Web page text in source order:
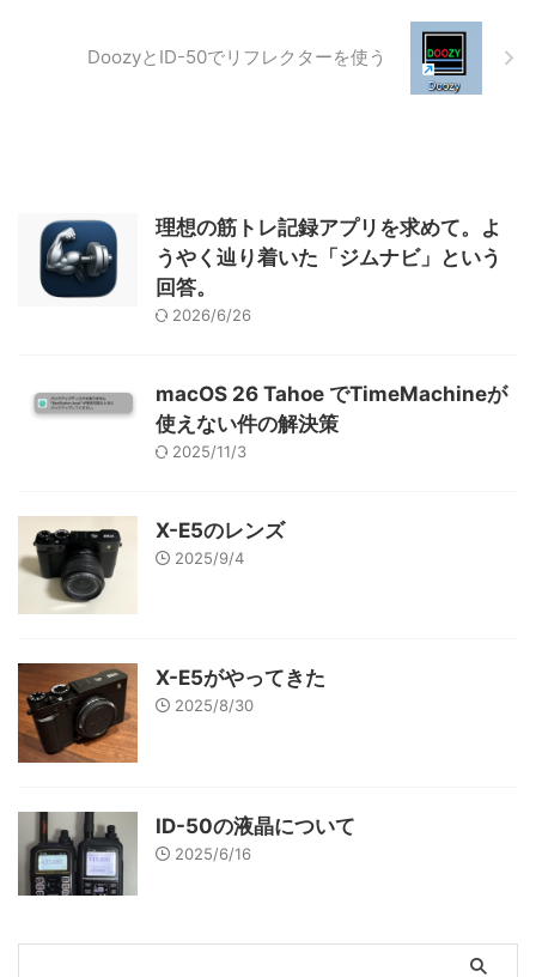
DoozyとID-50でリフレクターを使う
理想の筋トレ記録アプリを求めて。よ
うやく辿り着いた「ジムナビ」という
回答。
2026/6/26
macOS 26 Tahoe でTimeMachineが
使えない件の解決策
2025/11/3
X-E5のレンズ
2025/9/4
X-E5がやってきた
2025/8/30
ID-50の液晶について
2025/6/16